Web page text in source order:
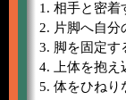
相手と密着
片脚へ自分
脚を固定す
上体を抱え
体をひねり